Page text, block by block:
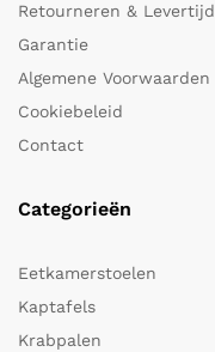
Retourneren & Levertijd
Garantie
Algemene Voorwaarden
Cookiebeleid
Contact
Categorieën
Eetkamerstoelen
Kaptafels
Krabpalen